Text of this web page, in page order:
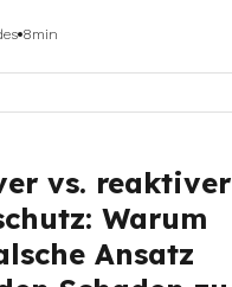
8min
vs. reaktiver
Warum
Ansatz